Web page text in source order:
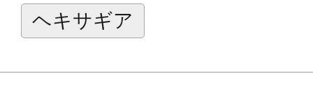
・兵装は「87式突撃砲」4門「87式
戦闘長刀」2本「65式近接戦闘短刀
ヘキサギア